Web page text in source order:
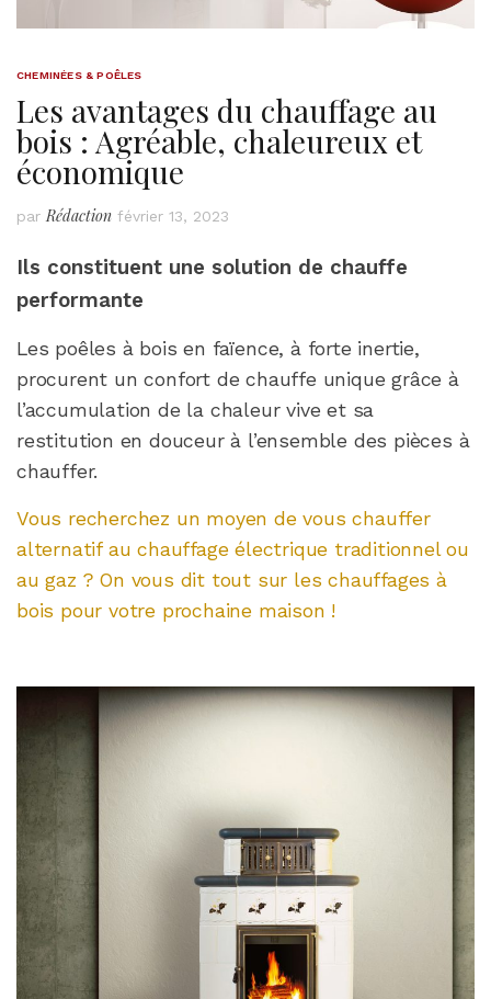
CHEMINÉES & POÊLES
Les avantages du chauffage au
bois : Agréable, chaleureux et
économique
par Rédaction février 13, 2023
Ils constituent une solution de chauffe
performante
Les poêles à bois en faïence, à forte inertie,
procurent un confort de chauffe unique grâce à
l’accumulation de la chaleur vive et sa
restitution en douceur à l’ensemble des pièces à
chauffer.
Vous recherchez un moyen de vous chauffer
alternatif au chauffage électrique traditionnel ou
au gaz ? On vous dit tout sur les chauffages à
bois pour votre prochaine maison !